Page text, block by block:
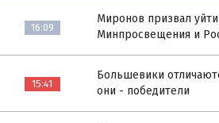
16:09
Миронов призвал уйти
Минпросвещения и
15:41
Большевики
они - победители